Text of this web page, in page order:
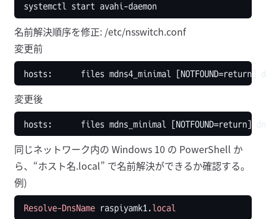
名前解決順序を修正: /etc/nsswitch.conf
変更前
変更後
同じネットワーク内の Windows 10 の PowerShell か
ら、“ホスト名.local” で名前解決ができるか確認する。
例)
Resolve-DnsName raspiyamk1.local